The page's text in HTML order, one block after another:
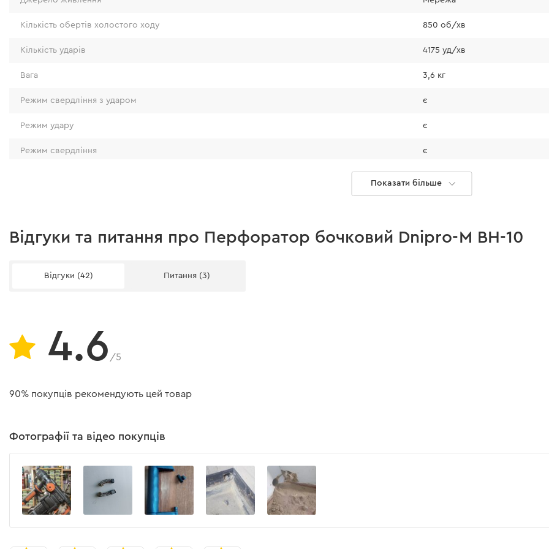
• вузли
Перфоратор оснащений 4-метровим мережевим кабелем у
температур або при роботі на видаленні від джерела живлення.
• прогумовані
інструмент у
впливі, а пластик
Комплектація
Бочковий перфоратор Dnipro-M ВН-10 комплектується набором
Кількість обертів холостого ходу 850 об/хв
Кількість ударів 4175 уд/хв
Вага 3,6 кг
Режим свердління з ударом є
Режим удару є
Режим свердління є
Регулятор обертів
Тип перфоратора
Значення шуму, Lwa, рівень звукової потужності
Значення вібрації ahCheq при роботі долотом 18,9 м/с2
Комплектація
Додаткова рукоятка (встановлена на інструменті)
Показати більше
Відгуки та питання про Перфоратор бочковий Dnipro-M BH-10
Відгуки (42) Питання (3)
4.6 /5
90% покупців рекомендують цей товар
Фотографії та відео покупців